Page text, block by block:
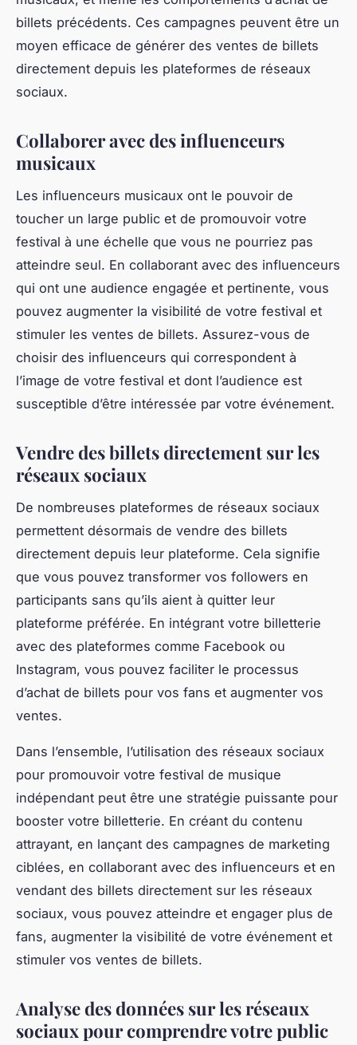
billets précédents. Ces campagnes peuvent être un
moyen efficace de générer des ventes de billets
directement depuis les plateformes de réseaux
sociaux.
Collaborer avec des influenceurs
musicaux
Les influenceurs musicaux ont le pouvoir de
toucher un large public et de promouvoir votre
festival à une échelle que vous ne pourriez pas
atteindre seul. En collaborant avec des influenceurs
qui ont une audience engagée et pertinente, vous
pouvez augmenter la visibilité de votre festival et
stimuler les ventes de billets. Assurez-vous de
choisir des influenceurs qui correspondent à
l’image de votre festival et dont l’audience est
susceptible d’être intéressée par votre événement.
Vendre des billets directement sur les
réseaux sociaux
De nombreuses plateformes de réseaux sociaux
permettent désormais de vendre des billets
directement depuis leur plateforme. Cela signifie
que vous pouvez transformer vos followers en
participants sans qu’ils aient à quitter leur
plateforme préférée. En intégrant votre billetterie
avec des plateformes comme Facebook ou
Instagram, vous pouvez faciliter le processus
d’achat de billets pour vos fans et augmenter vos
ventes.
Dans l’ensemble, l’utilisation des réseaux sociaux
pour promouvoir votre festival de musique
indépendant peut être une stratégie puissante pour
booster votre billetterie. En créant du contenu
attrayant, en lançant des campagnes de marketing
ciblées, en collaborant avec des influenceurs et en
vendant des billets directement sur les réseaux
sociaux, vous pouvez atteindre et engager plus de
fans, augmenter la visibilité de votre événement et
stimuler vos ventes de billets.
Analyse des données sur les réseaux
sociaux pour comprendre votre public